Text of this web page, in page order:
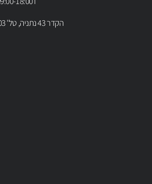
הקדר 43 נתניה, טל' 09-8800803